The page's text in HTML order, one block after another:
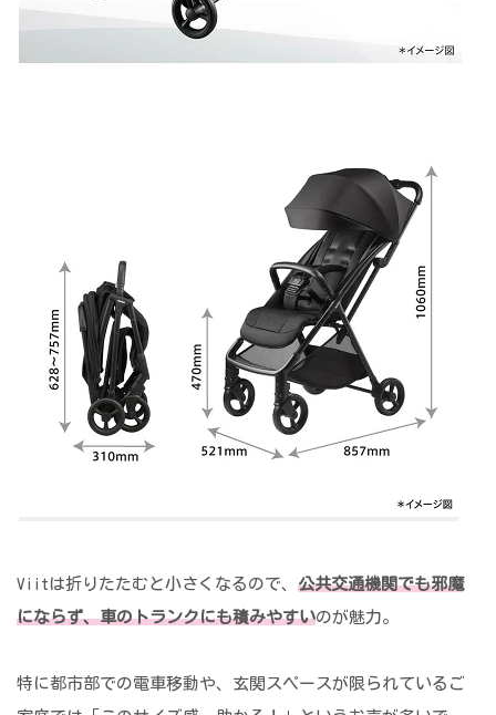
Viitは折りたたむと小さくなるので、 公共交通機関でも邪魔
にならず、車のトランクにも積みやすいのが魅力。
特に都市部での電車移動や、玄関スペースが限られているご